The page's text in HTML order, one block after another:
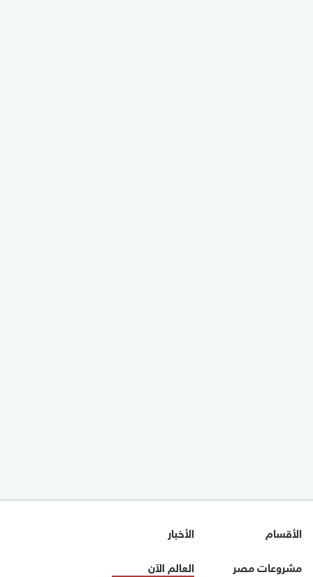
الأقسام
الأخبار
مشروعات مصر
العالم الآن